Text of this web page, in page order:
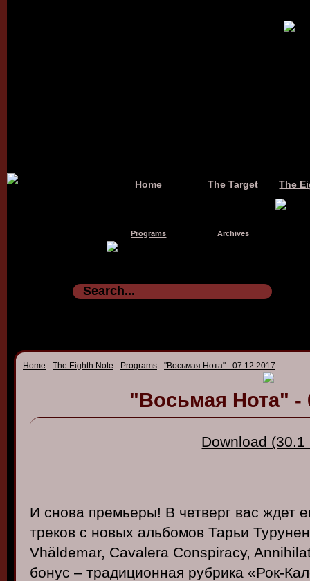
Home The Target The
Programs Archives
Home - The Eighth Note - Programs - "Восьмая Нота" - 07.12.2017
"Восьмая Нота" -
Download (30.1
И снова премьеры! В четверг вас ждет
треков с новых альбомов Тарьи
Vhäldemar, Cavalera Conspiracy,
бонус – традиционная рубрика «Рок-